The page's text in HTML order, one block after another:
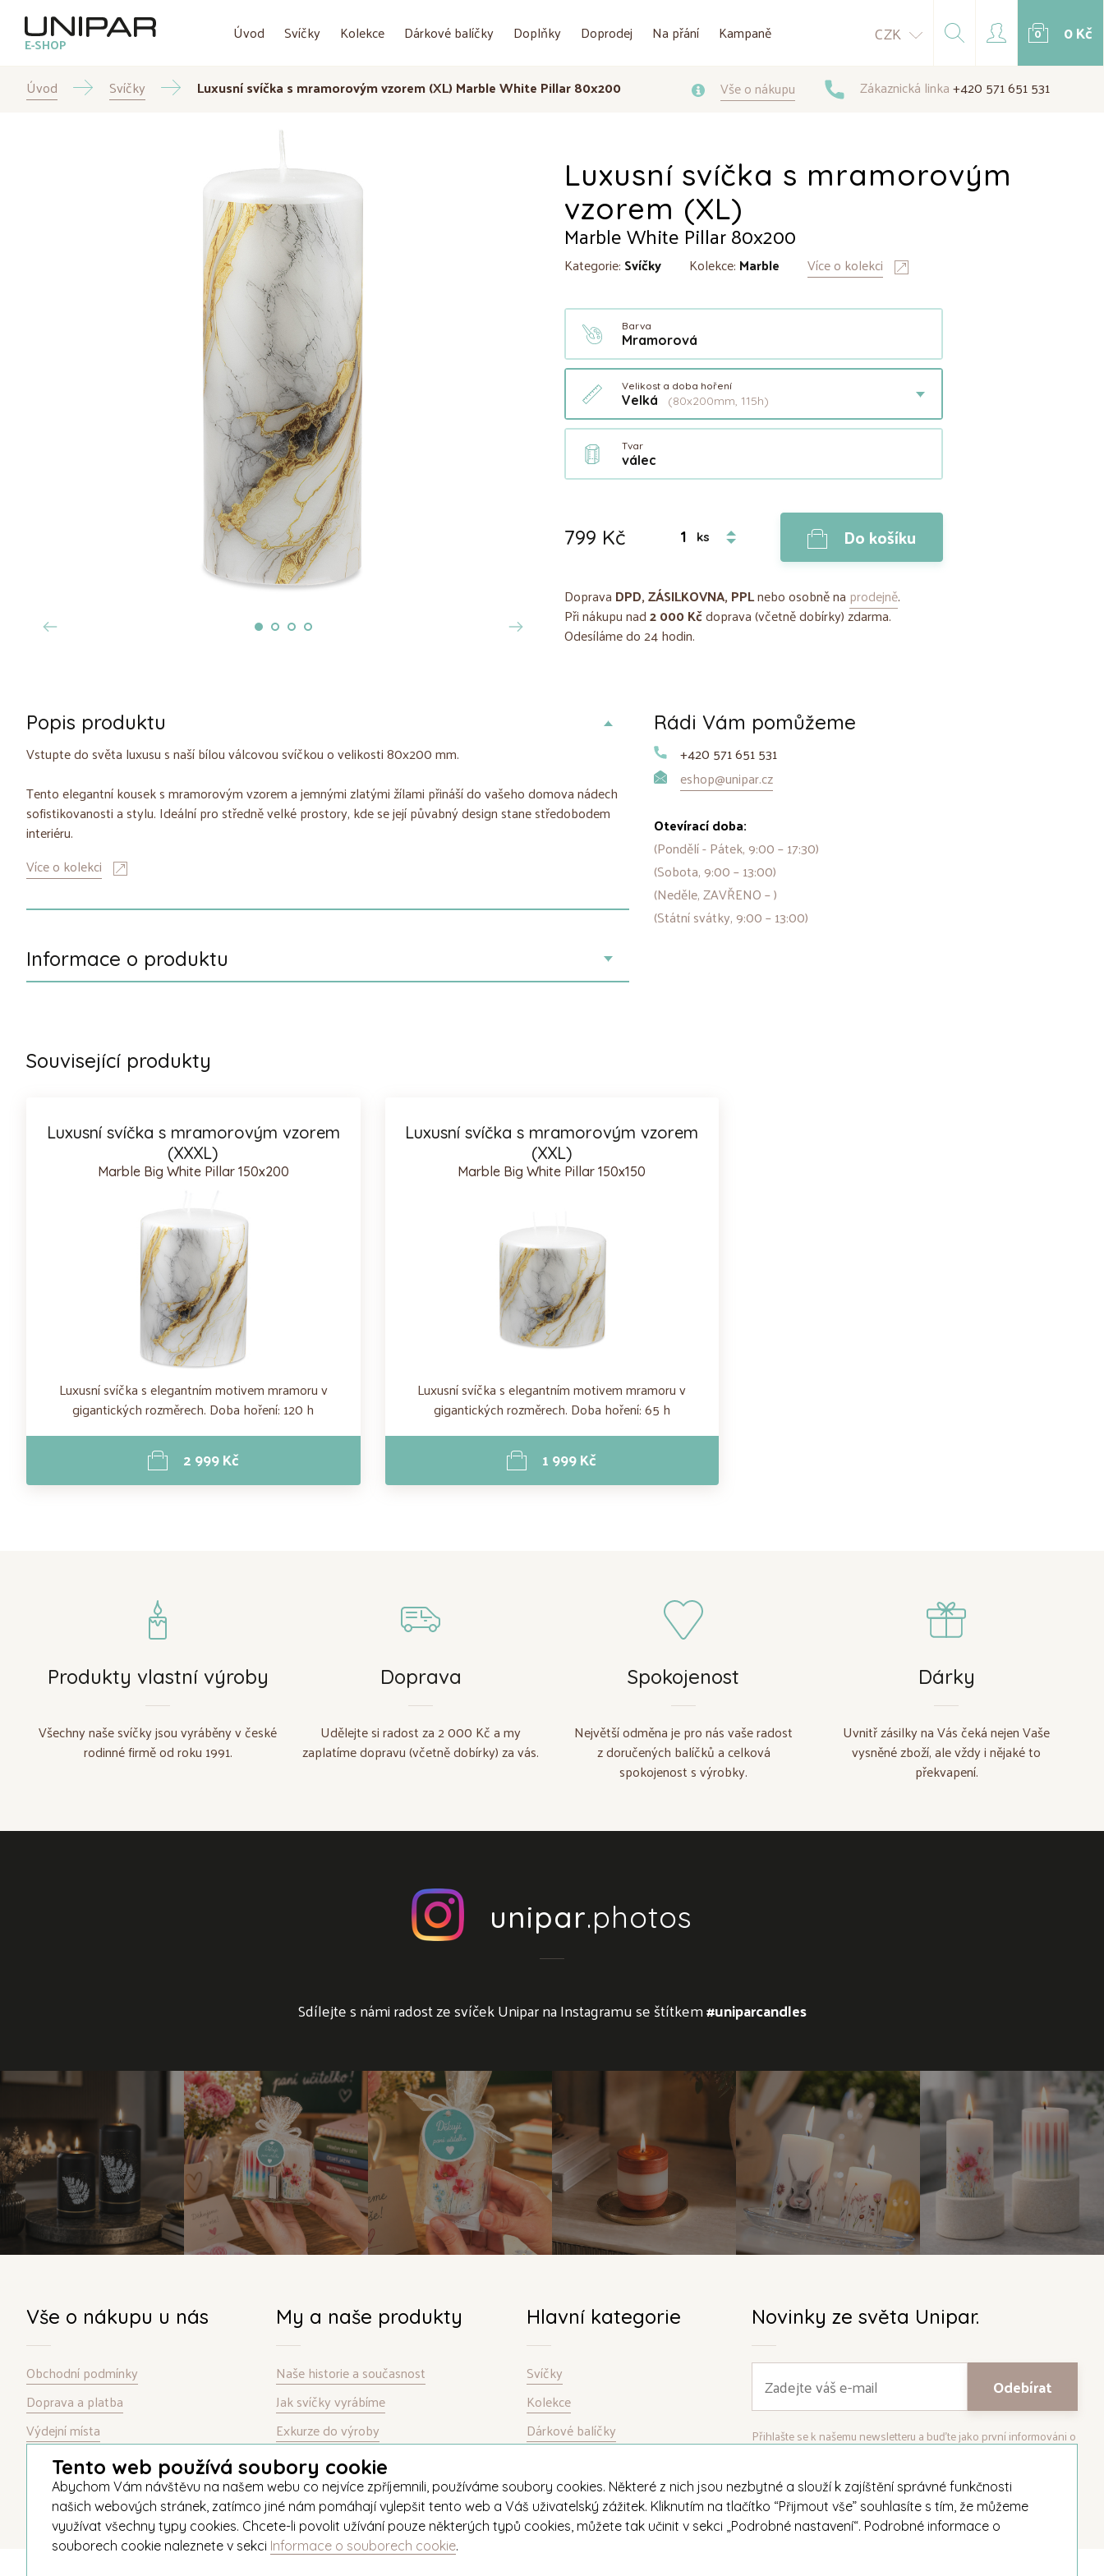
E-SHOP Úvod Svíčky Kolekce Dárkové balíčky Doplňky Doprodej Na přání Kampaně CZK 0 0 Kč
Úvod Svíčky Luxusní svíčka s mramorovým vzorem (XL) Marble White Pillar 80x200 Vše o nákupu Zákaznická linka+420 571 651 531
Luxusní svíčka s mramorovým
vzorem (XL)
Marble White Pillar 80x200
Kategorie: Svíčky Kolekce: Marble Více o kolekci
Barva
Mramorová
Velikost a doba hoření
Velká (80x200mm, 115h)
Tvar
válec
799 Kč ks Do košíku
Doprava DPD, ZÁSILKOVNA, PPLnebo osobně na prodejně.
Při nákupu nad2 000 Kčdoprava (včetně dobírky) zdarma.
Odesíláme do 24 hodin.
Popis produktu
Vstupte do světa luxusu s naší bílou válcovou svíčkou o velikosti 80x200 mm.
Tento elegantní kousek s mramorovým vzorem a jemnými zlatými žílami přináší do vašeho domova nádech
sofistikovanosti a stylu. Ideální pro středně velké prostory, kde se její půvabný design stane středobodem
interiéru.
Více o kolekci
Informace o produktu
Rádi Vám pomůžeme
+420 571 651 531
eshop@unipar.cz
Otevírací doba:
(Pondělí - Pátek, 9:00 – 17:30)
(Sobota, 9:00 – 13:00)
(Neděle, ZAVŘENO – )
(Státní svátky, 9:00 – 13:00)
Související produkty
Luxusní svíčka s mramorovým vzorem
(XXXL)
Marble Big White Pillar 150x200
Luxusní svíčka s elegantním motivem mramoru v
gigantických rozměrech. Doba hoření: 120 h
2 999 Kč
Luxusní svíčka s mramorovým vzorem
(XXL)
Marble Big White Pillar 150x150
Luxusní svíčka s elegantním motivem mramoru v
gigantických rozměrech. Doba hoření: 65 h
1 999 Kč
Produkty vlastní výroby
Všechny naše svíčky jsou vyráběny v české
rodinné firmě od roku 1991.
Doprava
Udělejte si radost za 2 000 Kč a my
zaplatíme dopravu (včetně dobírky) za vás.
Spokojenost
Největší odměna je pro nás vaše radost
z doručených balíčků a celková
spokojenost s výrobky.
Dárky
Uvnitř zásilky na Vás čeká nejen Vaše
vysněné zboží, ale vždy i nějaké to
překvapení.
unipar.photos
Sdílejte s námi radost ze svíček Unipar na Instagramu se štítkem#uniparcandles
Vše o nákupu u nás
Obchodní podmínky
Doprava a platba
Výdejní místa
Garance spokojenosti
Informace o souborech cookie
My a naše produkty
Naše historie a současnost
Jak svíčky vyrábíme
Exkurze do výroby
Kontakt
Hlavní kategorie
Svíčky
Kolekce
Dárkové balíčky
Novinky ze světa Unipar.
Přihlašte se k našemu newsletteru a buďte jako první informováni o
Tento web používá soubory cookie
Abychom Vám návštěvu na našem webu co nejvíce zpříjemnili, používáme soubory cookies. Některé z nich jsou nezbytné a slouží k zajíštění správné funkčnosti
našich webových stránek, zatímco jiné nám pomáhají vylepšit tento web a Váš uživatelský zážitek. Kliknutím na tlačítko “Přijmout vše” souhlasíte s tím, že můžeme
využívat všechny typy cookies. Chcete-li povolit užívání pouze některých typů cookies, můžete tak učinit v sekci „Podrobné nastavení“. Podrobné informace o
souborech cookie naleznete v sekci Informace o souborech cookie.